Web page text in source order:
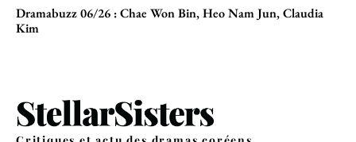
Dramabuzz 06/26 : Chae Won Bin, Heo Nam Jun, Claudia
Kim